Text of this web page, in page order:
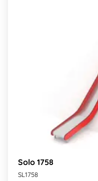
Solo 1758
SL1758